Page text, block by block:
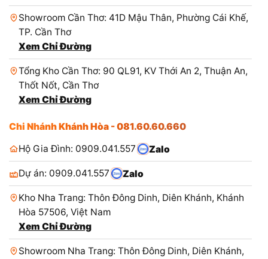
Showroom Cần Thơ: 41D Mậu Thân, Phường Cái Khế,
TP. Cần Thơ
Xem Chỉ Đường
Tổng Kho Cần Thơ: 90 QL91, KV Thới An 2, Thuận An,
Thốt Nốt, Cần Thơ
Xem Chỉ Đường
Chi Nhánh Khánh Hòa - 081.60.60.660
Hộ Gia Đình: 0909.041.557
Zalo
Dự án: 0909.041.557 Zalo
Kho Nha Trang: Thôn Đông Dinh, Diên Khánh, Khánh
Hòa 57506, Việt Nam
Xem Chỉ Đường
Showroom Nha Trang: Thôn Đông Dinh, Diên Khánh,